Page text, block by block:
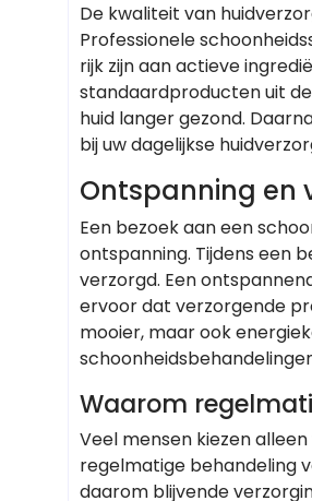
De kwaliteit van
Professionele
rijk zijn aan actieve
standaardproducten uit
huid langer gezond.
bij uw dagelijkse
Ontspanning en
Een bezoek aan een
ontspanning. Tijdens een
verzorgd. Een
ervoor dat verzorgende
mooier, maar ook
Waarom
Veel mensen kiezen
regelmatige behandeling
daarom blijvende